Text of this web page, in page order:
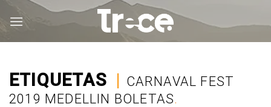
ETIQUETAS | CARNAVAL FEST
2019 MEDELLIN BOLETAS.